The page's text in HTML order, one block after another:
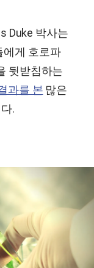
Duke 박사는
에게 호로파
뒷받침하는
과를 본 많은
.